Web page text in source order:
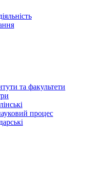
та факультети
процес